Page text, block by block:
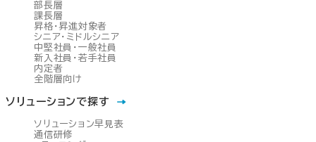
部長層
課長層
昇格・昇進対象者
シニア・ミドルシニア
中堅社員・一般社員
新入社員・若手社員
内定者
全階層向け
ソリューションで探す
ソリューション早見表
通信研修